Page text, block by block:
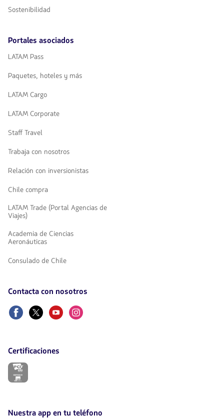
Sostenibilidad
Portales asociados
LATAM Pass
Paquetes, hoteles y más
LATAM Cargo
LATAM Corporate
Staff Travel
Trabaja con nosotros
Relación con inversionistas
Chile compra
LATAM Trade (Portal Agencias de
Viajes)
Academia de Ciencias
Aeronáuticas
Consulado de Chile
Contacta con nosotros
FacebookTwitterYoutubeInstagram
Certificaciones
El
nueva
Nuestra app en tu teléfono